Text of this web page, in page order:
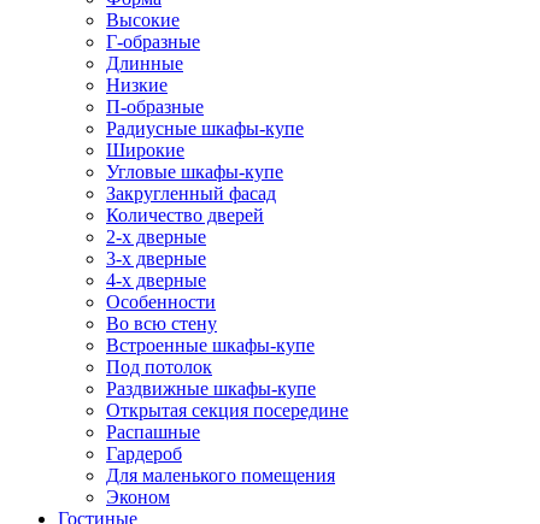
Высокие
Г-образные
Длинные
Низкие
П-образные
Радиусные шкафы-купе
Широкие
Угловые шкафы-купе
Закругленный фасад
Количество дверей
2-х дверные
3-х дверные
4-х дверные
Особенности
Во всю стену
Встроенные шкафы-купе
Под потолок
Раздвижные шкафы-купе
Открытая секция посередине
Распашные
Гардероб
Для маленького помещения
Эконом
Гостиные